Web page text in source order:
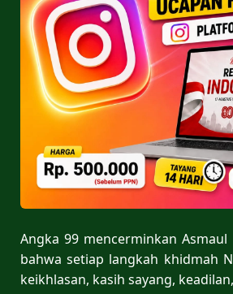
Angka 99 mencerminkan
bahwa setiap langkah khidmah
keikhlasan, kasih sayang,